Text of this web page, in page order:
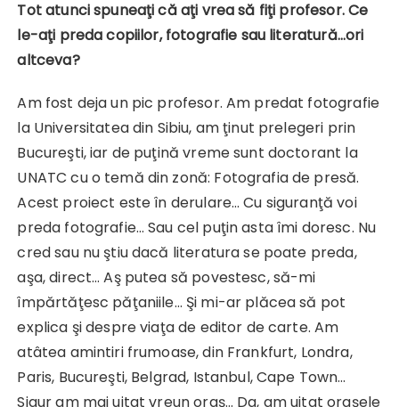
Tot atunci spuneaţi că aţi vrea să fiţi profesor. Ce
le-aţi preda copiilor, fotografie sau literatură…ori
altceva?
Am fost deja un pic profesor. Am predat fotografie
la Universitatea din Sibiu, am ţinut prelegeri prin
Bucureşti, iar de puţină vreme sunt doctorant la
UNATC cu o temă din zonă: Fotografia de presă.
Acest proiect este în derulare… Cu siguranţă voi
preda fotografie… Sau cel puţin asta îmi doresc. Nu
cred sau nu ştiu dacă literatura se poate preda,
aşa, direct… Aş putea să povestesc, să-mi
împărtăţesc păţaniile… Şi mi-ar plăcea să pot
explica şi despre viaţa de editor de carte. Am
atâtea amintiri frumoase, din Frankfurt, Londra,
Paris, Bucureşti, Belgrad, Istanbul, Cape Town…
Sigur am mai uitat vreun oraş… Da, am uitat oraşele